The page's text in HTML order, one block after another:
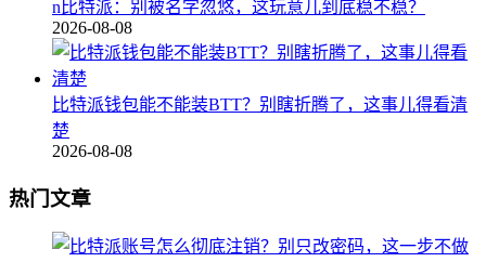
n比特派：别被名字忽悠，这玩意儿到底稳不稳？
2026-08-08
比特派钱包能不能装BTT？别瞎折腾了，这事儿得看清
楚
2026-08-08
热门文章